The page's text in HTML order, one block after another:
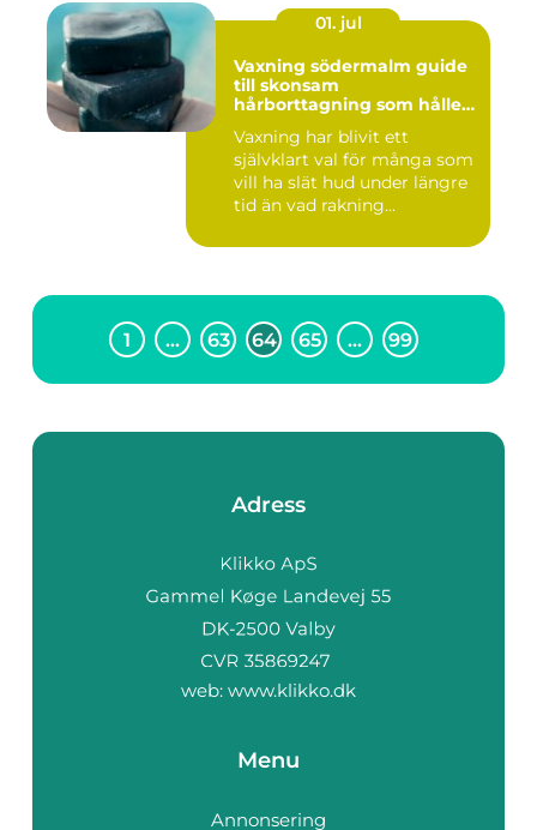
01. jul
Vaxning södermalm guide
till skonsam
hårborttagning som håller
Vaxning har blivit ett
självklart val för många som
vill ha slät hud under längre
tid än vad rakning...
1 … 63 64 65 … 99
Adress
web: www.klikko.dk
Menu
Annonsering